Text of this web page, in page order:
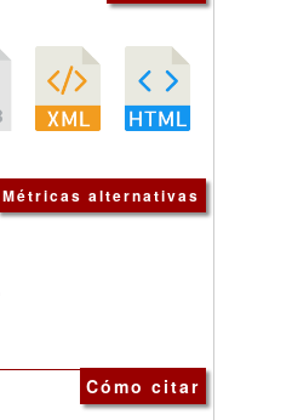
Métricas alternativas
Cómo citar